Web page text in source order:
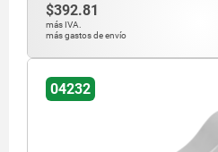
$392.81
más IVA.
más gastos de envío
04232